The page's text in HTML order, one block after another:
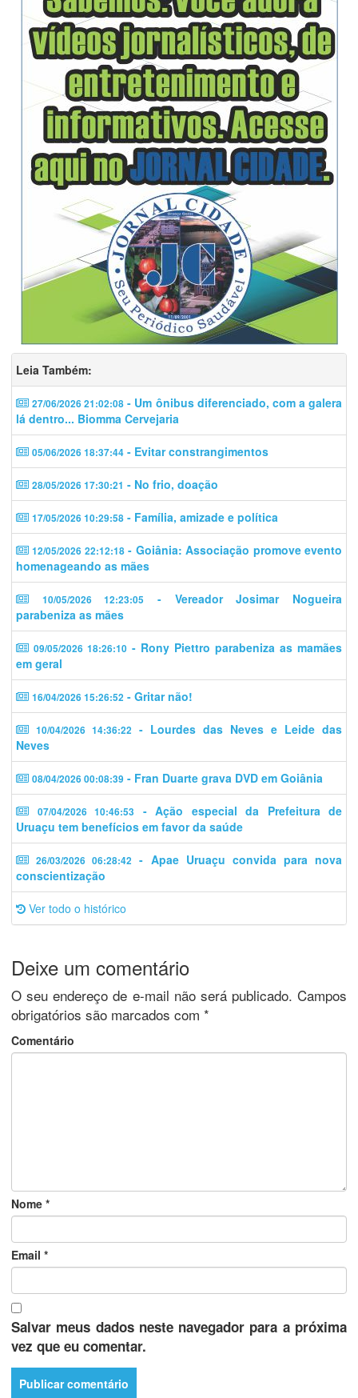
Leia Também:
27/06/2026 21:02:08 - Um ônibus diferenciado, com a galera
lá dentro... Biomma Cervejaria
05/06/2026 18:37:44 - Evitar constrangimentos
28/05/2026 17:30:21 - No frio, doação
17/05/2026 10:29:58 - Família, amizade e política
12/05/2026 22:12:18- Goiânia: Associação promove evento
homenageando as mães
10/05/2026 12:23:05
- Vereador Josimar Nogueira
parabeniza as mães
09/05/2026 18:26:10 - Rony Piettro parabeniza as mamães
em geral
16/04/2026 15:26:52 - Gritar não!
10/04/2026 14:36:22 - Lourdes das Neves e Leide das
Neves
08/04/2026 00:08:39 - Fran Duarte grava DVD em Goiânia
07/04/2026 10:46:53
- Ação especial da Prefeitura de
Uruaçu tem benefícios em favor da saúde
26/03/2026 06:28:42 - Apae Uruaçu convida para nova
conscientização
Ver todo o histórico
Deixe um comentário
O seu endereço de e-mail não será publicado. Campos
obrigatórios são marcados com *
Comentário
Nome *
Email *
Salvar meus dados neste navegador para a próxima
vez que eu comentar.